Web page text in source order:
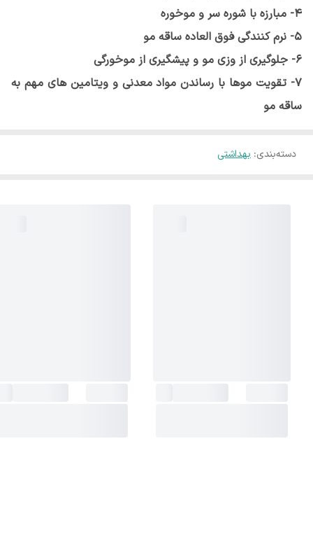
4- مبارزه با شوره سر و موخوره
5- نرم کنندگی فوق العاده ساقه مو
6- جلوگیری از وزی مو و پیشگیری از موخورگی
7- تقویت موها با رساندن مواد معدنی و ویتامین های مهم به
ساقه مو
دسته‌بندی: بهداشتی